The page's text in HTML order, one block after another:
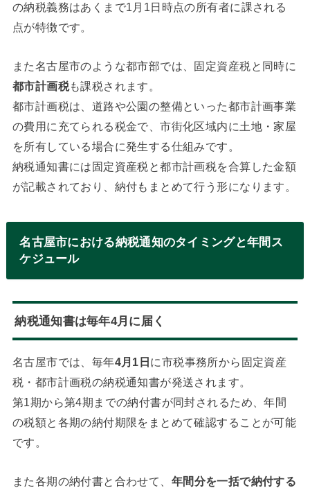
の納税義務はあくまで1月1日時点の所有者に課される
点が特徴です。
また名古屋市のような都市部では、固定資産税と同時に
都市計画税も課税されます。
都市計画税は、道路や公園の整備といった都市計画事業
の費用に充てられる税金で、市街化区域内に土地・家屋
を所有している場合に発生する仕組みです。
納税通知書には固定資産税と都市計画税を合算した金額
が記載されており、納付もまとめて行う形になります。
名古屋市における納税通知のタイミングと年間ス
ケジュール
納税通知書は毎年4月に届く
名古屋市では、毎年4月1日 に市税事務所から固定資産
税・都市計画税の納税通知書が発送されます。
第1期から第4期までの納付書が同封されるため、年間
の税額と各期の納付期限をまとめて確認することが可能
です。
また各期の納付書と合わせて、 年間分を一括で納付する